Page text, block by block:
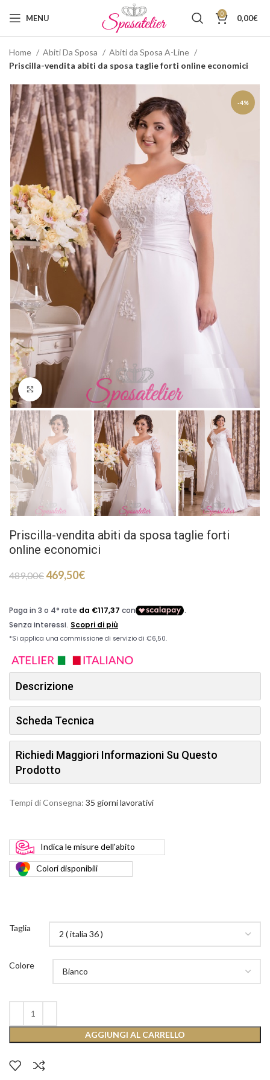
MENU 0 0,00€
Home Abiti Da Sposa
Abiti da Sposa A-Line
Priscilla-vendita abiti da sposa taglie forti online economici
-4%
Click to enlarge
Priscilla-vendita abiti da sposa taglie forti
online economici
489,00€469,50€
Descrizione
Scheda Tecnica
Richiedi Maggiori Informazioni Su Questo
Prodotto
Tempi di Consegna: 35 giorni lavorativi
Indica le misure dell'abito
Coloridisponibili
Taglia
Colore
AGGIUNGI AL CARRELLO